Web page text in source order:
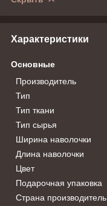
Характеристики
Основные
Производитель
Тип
Тип ткани
Тип сырья
Ширина наволочки
Длина наволочки
Цвет
Подарочная упаковка
Страна производитель